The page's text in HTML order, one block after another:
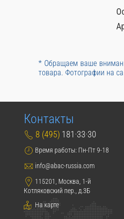
* Обращаем ваше
товара. Фотографии на
Контакты
8 (495) 181·33·30
Время работы: Пн-Пт 9-18
info@abac-russia.com
115201, Москва, 1-й
Котляковский пер., д.3Б
На карте